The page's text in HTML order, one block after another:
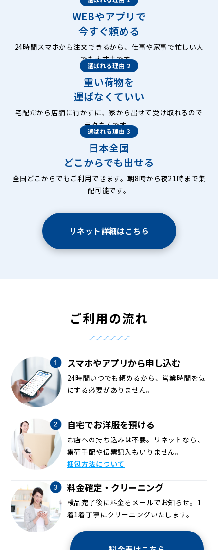
WEBやアプリで
今すぐ頼める
24時間スマホから注文できるから、仕事や家事で忙しい人
でも大丈夫です。
選ばれる理由 2
重い荷物を
運ばなくていい
宅配だから店舗に行かずに、家から出せて受け取れるので
ラクちんです。
選ばれる理由 3
日本全国
どこからでも出せる
全国どこからでもご利用できます。朝8時から夜21時まで集
配可能です。
リネット詳細はこちら
ご利用の流れ
スマホやアプリから申し込む
24時間いつでも頼めるから、営業時間を気
にする必要がありません。
自宅でお洋服を預ける
お店への持ち込みは不要。リネットなら、
集荷手配や伝票記入もいりません。
梱包方法について
料金確定・クリーニング
検品完了後に料金をメールでお知らせ。1
着1着丁寧にクリーニングいたします。